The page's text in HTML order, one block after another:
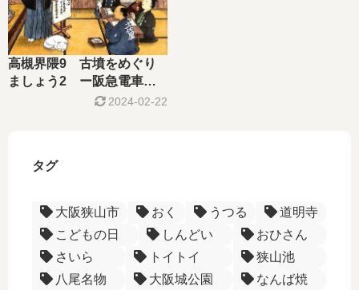
高槻界隈9 古墳をめぐり
ましょう2 ー阪急電車・
京都線沿いを行くー2024-02-22
タグ
大阪狭山市 おく うつる
道明寺
こどもの日
しんどい
おひさん
さいら
トイトイ
狭山池
八尾名物
大阪城公園
なんば焼